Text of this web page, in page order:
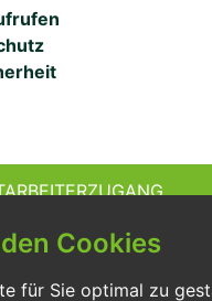
Cookies
für Sie optimal zu